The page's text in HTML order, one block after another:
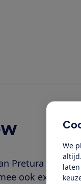
We
Pretura heeft
ook extra